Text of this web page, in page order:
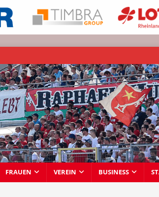
FRAUEN VEREIN BUSINESS